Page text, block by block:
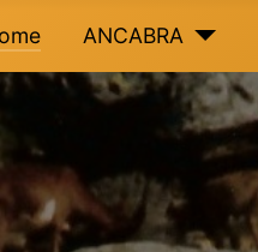
ANCABRA